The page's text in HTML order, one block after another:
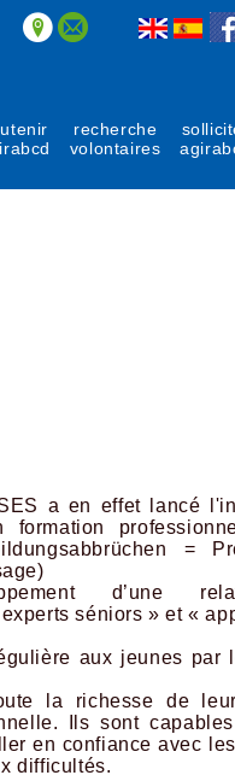
recherche
volontaires
a en effet lancé
=
d’une
séniors » et «
aux jeunes par
la richesse de
Ils sont
en confiance avec
difficultés.